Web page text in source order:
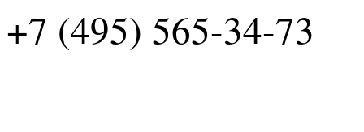
+7 (495) 565-34-73